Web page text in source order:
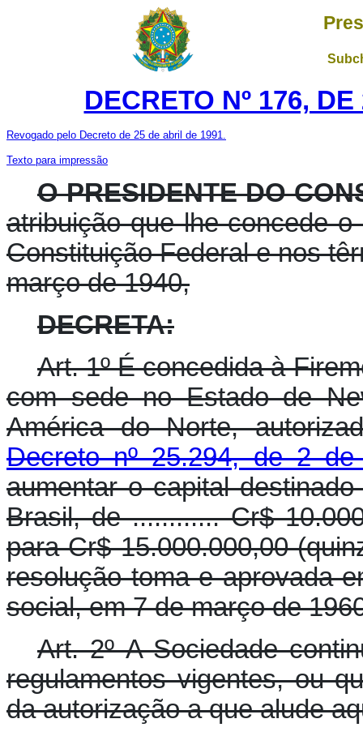
DECRETO Nº 176,
Revogado pelo Decreto de 25 de abril de 1991.
Texto para impressão
O PRESIDENTE DO
atribuição que lhe concede
Constituição Federal e nos
março de 1940,
DECRETA:
Art. 1º É concedida à
com sede no Estado de
América do Norte,
Decreto nº 25.294, de 2
aumentar o capital
Brasil, de ............ Cr$
para Cr$ 15.000.000,00
resolução toma e aprovada
social, em 7 de março de
Art. 2º A Sociedade
regulamentos vigentes, ou
da autorização a que alude